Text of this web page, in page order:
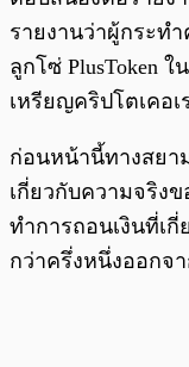
รายงานว่าผู้กระท
ลูกโซ่ PlusToken
เหรียญคริปโตเคอเ
ก่อนหน้านี้ทางสยา
เกี่ยวกับความจริงข
ทำการถอนเงินที่เ
กว่าครึ่งหนึ่งออกจ